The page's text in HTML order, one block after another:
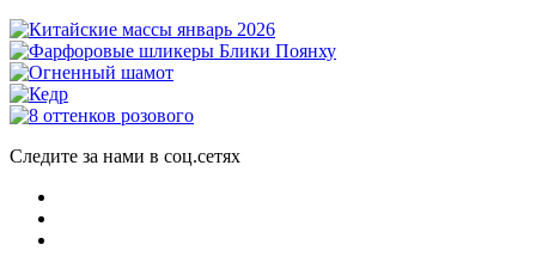
Следите за нами в соц.сетях